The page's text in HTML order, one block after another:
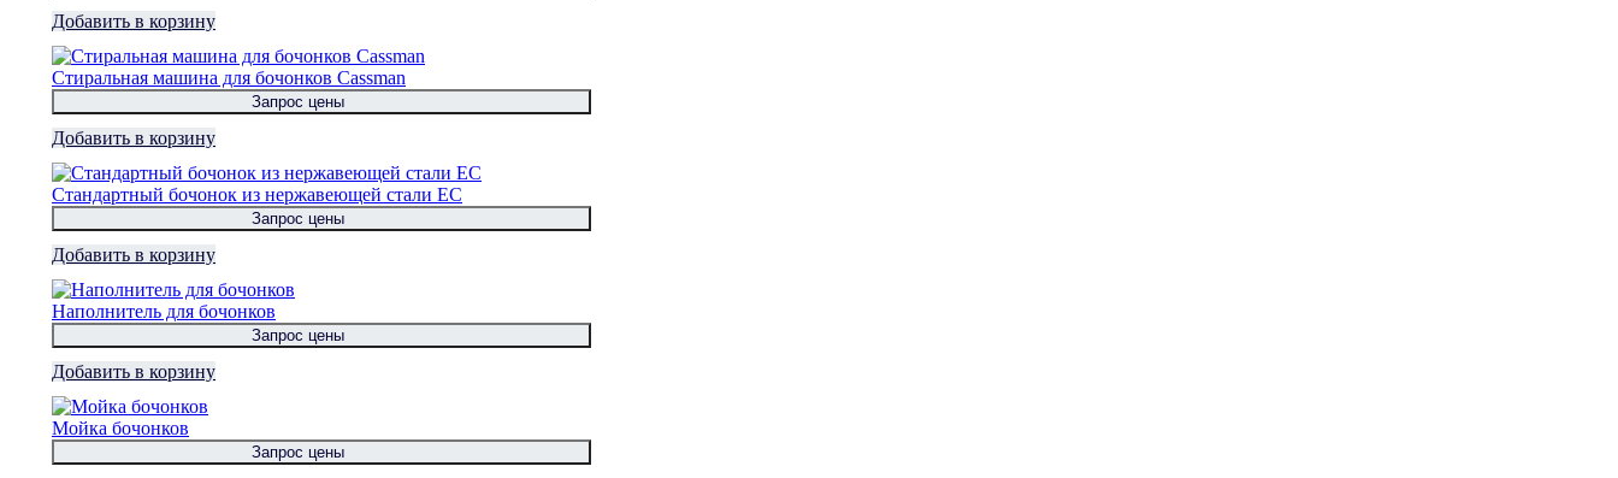
Добавить в корзину
Стиральная машина для бочонков Cassman
Запрос цены
Добавить в корзину
Стандартный бочонок из нержавеющей стали ЕС
Запрос цены
Добавить в корзину
Наполнитель для бочонков
Запрос цены
Добавить в корзину
Мойка бочонков
Запрос цены